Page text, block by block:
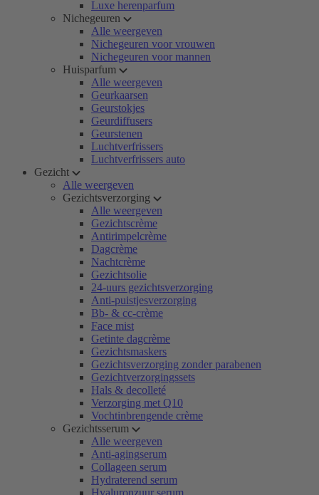
Luxe herenparfum
Nichegeuren
Alle weergeven
Nichegeuren voor vrouwen
Nichegeuren voor mannen
Huisparfum
Alle weergeven
Geurkaarsen
Geurstokjes
Geurdiffusers
Geurstenen
Luchtverfrissers
Luchtverfrissers auto
Gezicht
Alle weergeven
Gezichtsverzorging
Alle weergeven
Gezichtscrème
Antirimpelcrème
Dagcrème
Nachtcrème
Gezichtsolie
24-uurs gezichtsverzorging
Anti-puistjesverzorging
Bb- & cc-crème
Face mist
Getinte dagcrème
Gezichtsmaskers
Gezichtsverzorging zonder parabenen
Gezichtverzorgingssets
Hals & decolleté
Verzorging met Q10
Vochtinbrengende crème
Gezichtsserum
Alle weergeven
Anti-agingserum
Collageen serum
Hydraterend serum
Hyaluronzuur serum